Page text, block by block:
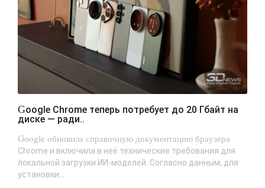
Google Chrome теперь потребует до 20 Гбайт на
диске — ради..
Google обновила справочную документацию браузера
Chrome и включила в неё технические требования для
локальной загрузки ИИ-моделей. Согласно данным, для
установки...